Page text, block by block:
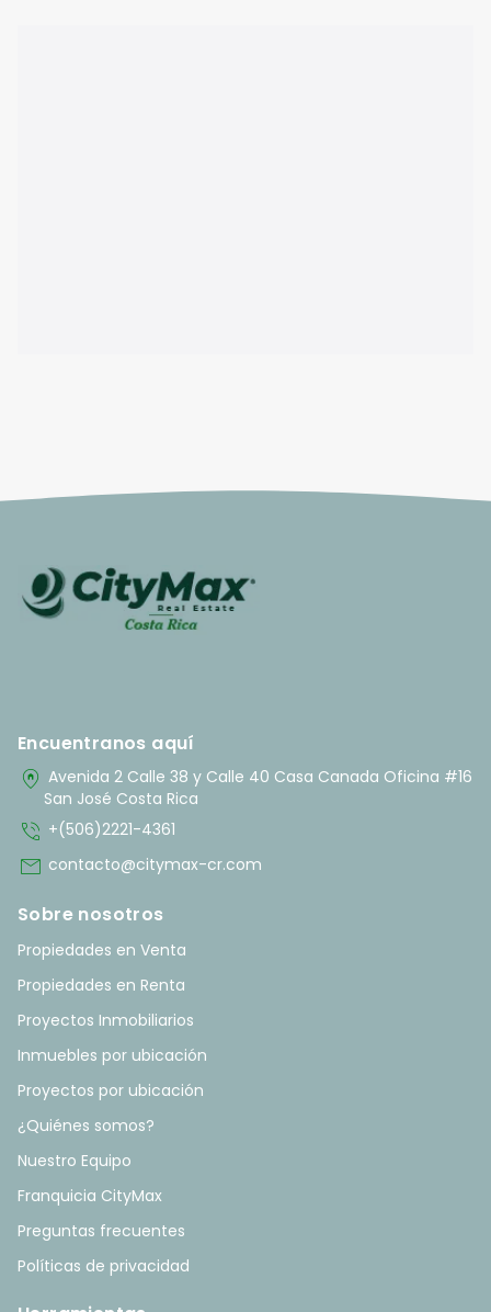
Encuentranos aquí
home_pin Avenida 2 Calle 38 y Calle 40 Casa Canada Oficina #16
San José Costa Rica
phone_in_talk +(506)2221-4361
mail contacto@citymax-cr.com
Sobre nosotros
Propiedades en Venta
Propiedades en Renta
Proyectos Inmobiliarios
Inmuebles por ubicación
Proyectos por ubicación
¿Quiénes somos?
Nuestro Equipo
Franquicia CityMax
Preguntas frecuentes
Políticas de privacidad